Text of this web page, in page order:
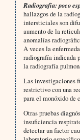
Radiografía: poco
hallazgos de la
intersticiales son
aumento de la
anomalías
A veces la
radiografía indicada
la radiografía
Las investigaciones
restrictivo con una
para el monóxido de
Otras pruebas
insuficiencia
detectar un factor